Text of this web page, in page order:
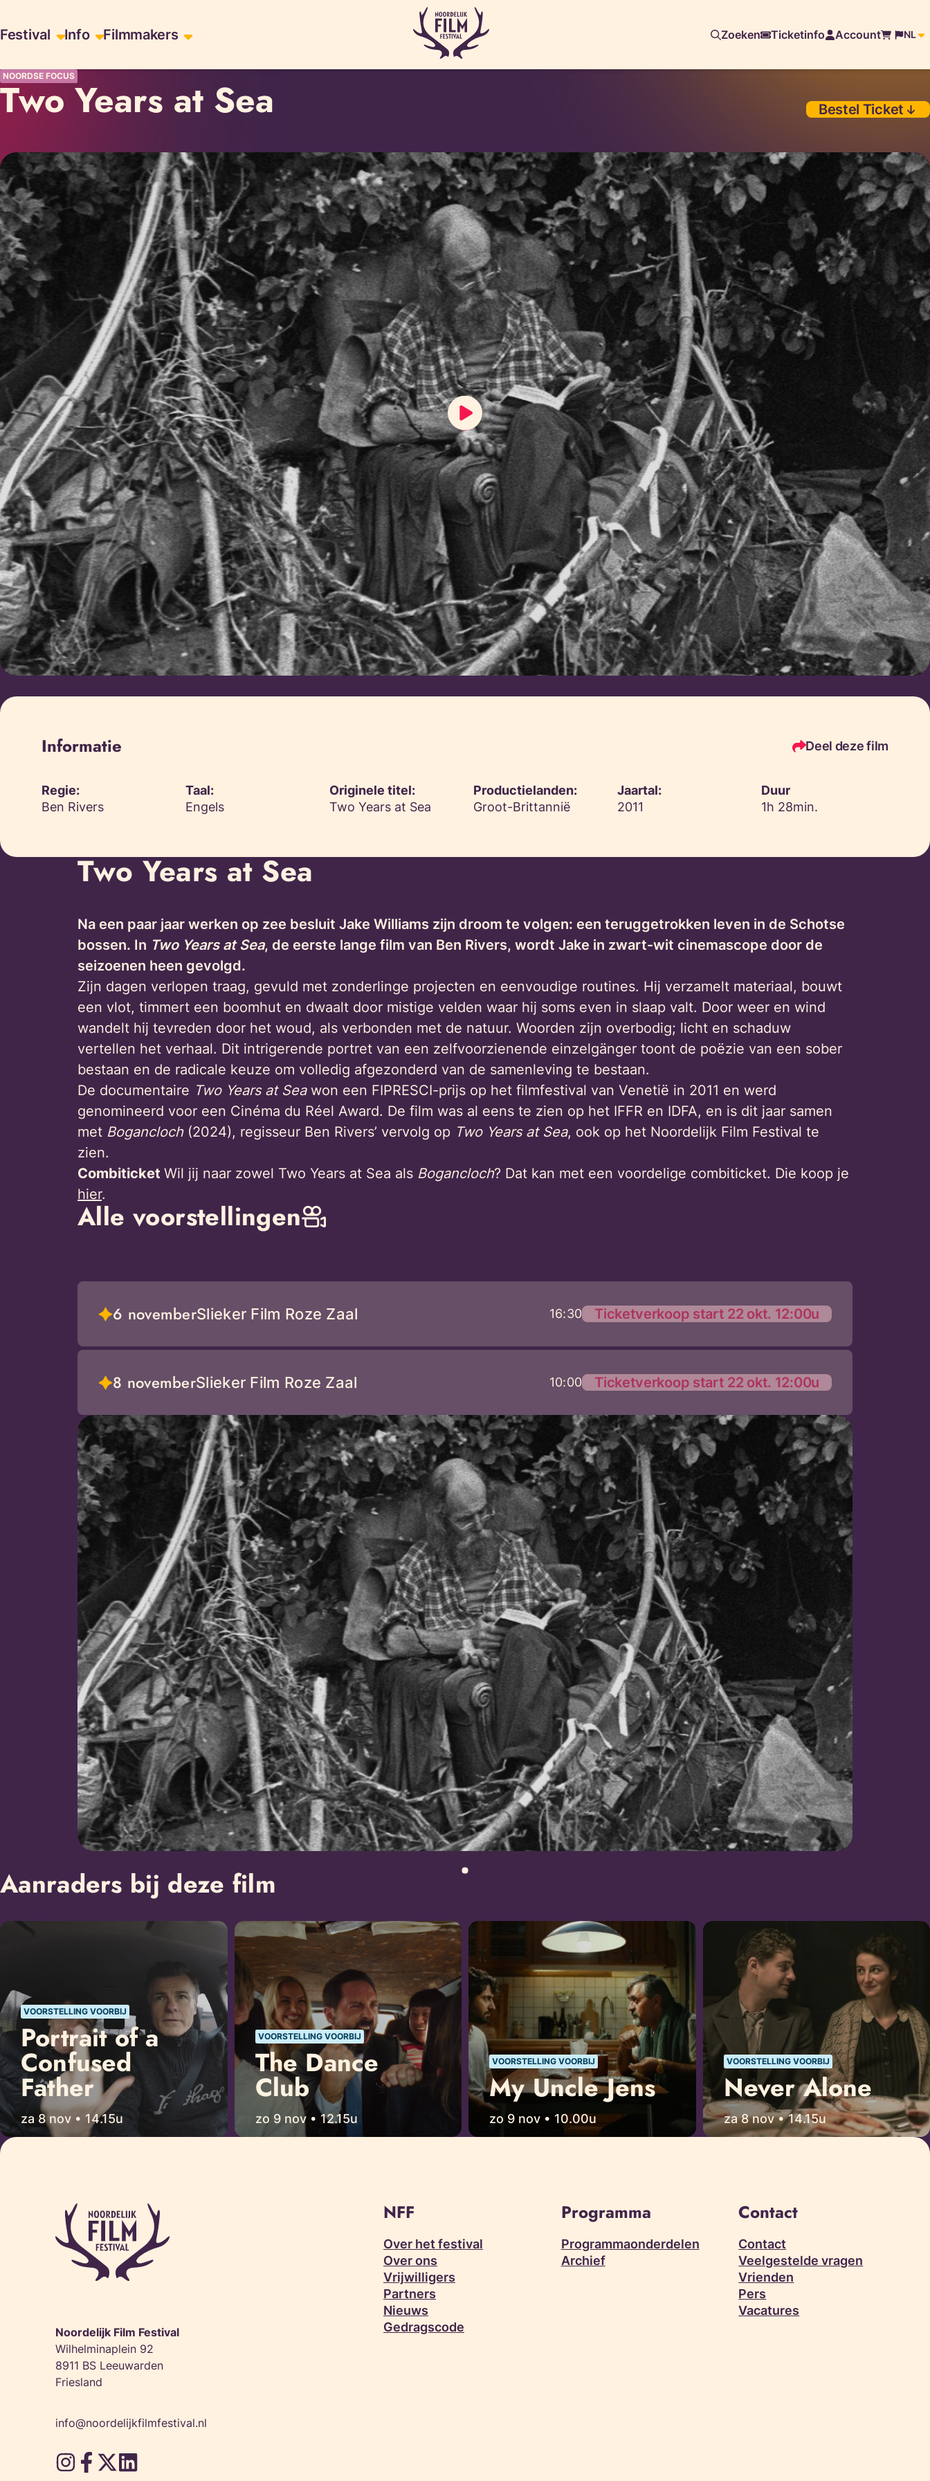
Festival Info Filmmakers Zoeken Ticketinfo Account NL
NOORDSE FOCUS
Two Years at Sea Bestel Ticket
Informatie Deel deze film
Regie:
Ben Rivers
Taal:
Engels
Originele titel:
Two Years at Sea
Productielanden:
Groot-Brittannië
Jaartal:
2011
Duur
1h 28min.
Two Years at Sea
Na een paar jaar werken op zee besluit Jake Williams zijn droom te volgen: een teruggetrokken leven in de Schotse
bossen. In Two Years at Sea, de eerste lange film van Ben Rivers, wordt Jake in zwart-wit cinemascope door de
seizoenen heen gevolgd.
Zijn dagen verlopen traag, gevuld met zonderlinge projecten en eenvoudige routines. Hij verzamelt materiaal, bouwt
een vlot, timmert een boomhut en dwaalt door mistige velden waar hij soms even in slaap valt. Door weer en wind
wandelt hij tevreden door het woud, als verbonden met de natuur. Woorden zijn overbodig; licht en schaduw
vertellen het verhaal. Dit intrigerende portret van een zelfvoorzienende einzelgänger toont de poëzie van een sober
bestaan en de radicale keuze om volledig afgezonderd van de samenleving te bestaan.
De documentaire Two Years at Seawon een FIPRESCI-prijs op het filmfestival van Venetië in 2011 en werd
genomineerd voor een Cinéma du Réel Award. De film was al eens te zien op het IFFR en IDFA, en is dit jaar samen
met Bogancloch (2024), regisseur Ben Rivers’ vervolg op Two Years at Sea, ook op het Noordelijk Film Festival te
zien.
Combiticket Wil jij naar zowel Two Years at Sea als Bogancloch? Dat kan met een voordelige combiticket. Die koop je
hier.
Alle voorstellingen
6 novemberSlieker Film Roze Zaal 16:30 Ticketverkoop start 22 okt. 12:00u
8 novemberSlieker Film Roze Zaal 10:00 Ticketverkoop start 22 okt. 12:00u
Aanraders bij deze film
VOORSTELLING VOORBIJ
Portrait of a
Confused
Father
za 8 nov • 14.15u
VOORSTELLING VOORBIJ
The Dance
Club
zo 9 nov • 12.15u
VOORSTELLING VOORBIJ
My Uncle Jens
zo 9 nov • 10.00u
VOORSTELLING VOORBIJ
Never Alone
za 8 nov • 14.15u
Noordelijk Film Festival
Wilhelminaplein 92
8911 BS Leeuwarden
Friesland
info@noordelijkfilmfestival.nl
NFF
Over het festival
Over ons
Vrijwilligers
Partners
Nieuws
Gedragscode
Programma
Programmaonderdelen
Archief
Contact
Contact
Veelgestelde vragen
Vrienden
Pers
Vacatures